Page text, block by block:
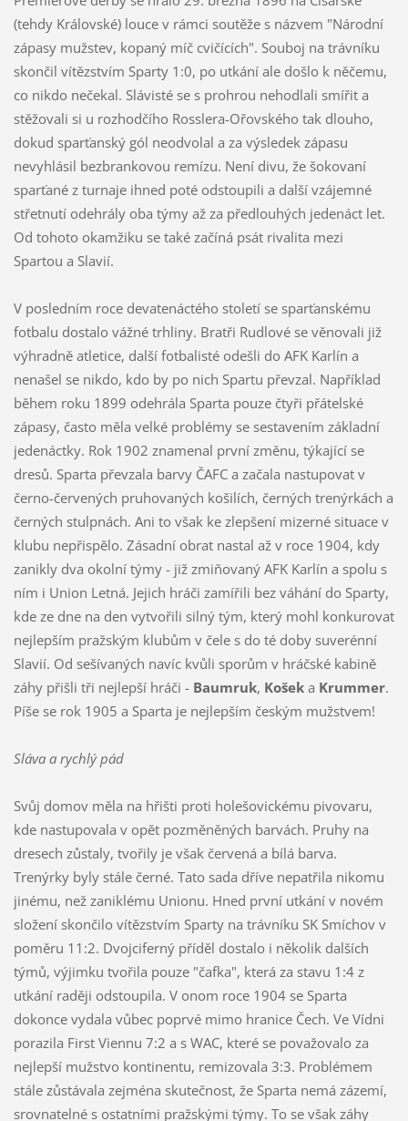
(tehdy Královské) louce v rámci soutěže s názvem "Národní
zápasy mužstev, kopaný míč cvičících". Souboj na trávníku
skončil vítězstvím Sparty 1:0, po utkání ale došlo k něčemu,
co nikdo nečekal. Slávisté se s prohrou nehodlali smířit a
stěžovali si u rozhodčího Rosslera-Ořovského tak dlouho,
dokud sparťanský gól neodvolal a za výsledek zápasu
nevyhlásil bezbrankovou remízu. Není divu, že šokovaní
sparťané z turnaje ihned poté odstoupili a další vzájemné
střetnutí odehrály oba týmy až za předlouhých jedenáct let.
Od tohoto okamžiku se také začíná psát rivalita mezi
Spartou a Slavií.
V posledním roce devatenáctého století se sparťanskému
fotbalu dostalo vážné trhliny. Bratři Rudlové se věnovali již
výhradně atletice, další fotbalisté odešli do AFK Karlín a
nenašel se nikdo, kdo by po nich Spartu převzal. Například
během roku 1899 odehrála Sparta pouze čtyři přátelské
zápasy, často měla velké problémy se sestavením základní
jedenáctky. Rok 1902 znamenal první změnu, týkající se
dresů. Sparta převzala barvy ČAFC a začala nastupovat v
černo-červených pruhovaných košilích, černých trenýrkách a
černých stulpnách. Ani to však ke zlepšení mizerné situace v
klubu nepřispělo. Zásadní obrat nastal až v roce 1904, kdy
zanikly dva okolní týmy - již zmiňovaný AFK Karlín a spolu s
ním i Union Letná. Jejich hráči zamířili bez váhání do Sparty,
kde ze dne na den vytvořili silný tým, který mohl konkurovat
nejlepším pražským klubům v čele s do té doby suverénní
Slavií. Od sešívaných navíc kvůli sporům v hráčské kabině
záhy přišli tři nejlepší hráči - Baumruk, Košeka Krummer.
Píše se rok 1905 a Sparta je nejlepším českým mužstvem!
Sláva a rychlý pád
Svůj domov měla na hřišti proti holešovickému pivovaru,
kde nastupovala v opět pozměněných barvách. Pruhy na
dresech zůstaly, tvořily je však červená a bílá barva.
Trenýrky byly stále černé. Tato sada dříve nepatřila nikomu
jinému, než zaniklému Unionu. Hned první utkání v novém
složení skončilo vítězstvím Sparty na trávníku SK Smíchov v
poměru 11:2. Dvojciferný příděl dostalo i několik dalších
týmů, výjimku tvořila pouze "čafka", která za stavu 1:4 z
utkání raději odstoupila. V onom roce 1904 se Sparta
dokonce vydala vůbec poprvé mimo hranice Čech. Ve Vídni
porazila First Viennu 7:2 a s WAC, které se považovalo za
nejlepší mužstvo kontinentu, remizovala 3:3. Problémem
stále zůstávala zejména skutečnost, že Sparta nemá zázemí,
srovnatelné s ostatními pražskými týmy. To se však záhy